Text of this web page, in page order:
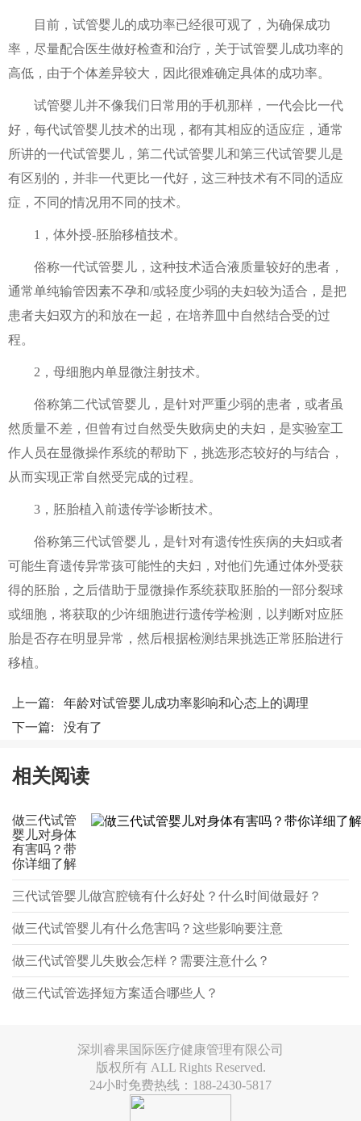
目前，试管婴儿的成功率已经很可观了，为确保成功
率，尽量配合医生做好检查和治疗，关于试管婴儿成功率的
高低，由于个体差异较大，因此很难确定具体的成功率。
试管婴儿并不像我们日常用的手机那样，一代会比一代
好，每代试管婴儿技术的出现，都有其相应的适应症，通常
所讲的一代试管婴儿，第二代试管婴儿和第三代试管婴儿是
有区别的，并非一代更比一代好，这三种技术有不同的适应
症，不同的情况用不同的技术。
1，体外授-胚胎移植技术。
俗称一代试管婴儿，这种技术适合液质量较好的患者，
通常单纯输管因素不孕和/或轻度少弱的夫妇较为适合，是把
患者夫妇双方的和放在一起，在培养皿中自然结合受的过
程。
2，母细胞内单显微注射技术。
俗称第二代试管婴儿，是针对严重少弱的患者，或者虽
然质量不差，但曾有过自然受失败病史的夫妇，是实验室工
作人员在显微操作系统的帮助下，挑选形态较好的与结合，
从而实现正常自然受完成的过程。
3，胚胎植入前遗传学诊断技术。
俗称第三代试管婴儿，是针对有遗传性疾病的夫妇或者
可能生育遗传异常孩可能性的夫妇，对他们先通过体外受获
得的胚胎，之后借助于显微操作系统获取胚胎的一部分裂球
或细胞，将获取的少许细胞进行遗传学检测，以判断对应胚
胎是否存在明显异常，然后根据检测结果挑选正常胚胎进行
移植。
上一篇: 年龄对试管婴儿成功率影响和心态上的调理
下一篇: 没有了
相关阅读
做三代试管
婴儿对身体
有害吗？带
你详细了解
三代试管婴儿做宫腔镜有什么好处？什么时间做最好？
做三代试管婴儿有什么危害吗？这些影响要注意
做三代试管婴儿失败会怎样？需要注意什么？
做三代试管选择短方案适合哪些人？
深圳睿果国际医疗健康管理有限公司
版权所有 ALL Rights Reserved.
24小时免费热线：188-2430-5817